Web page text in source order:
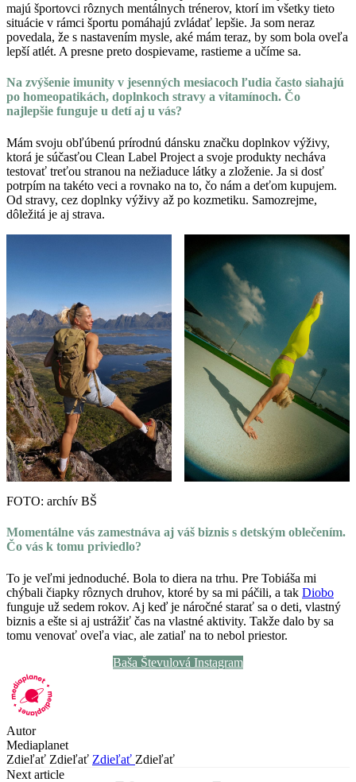
majú športovci rôznych mentálnych trénerov, ktorí im všetky tieto
situácie v rámci športu pomáhajú zvládať lepšie. Ja som neraz
povedala, že s nastavením mysle, aké mám teraz, by som bola oveľa
lepší atlét. A presne preto dospievame, rastieme a učíme sa.
Na zvýšenie imunity v jesenných mesiacoch ľudia často siahajú
po homeopatikách, doplnkoch stravy a vitamínoch. Čo
najlepšie funguje u detí aj u vás?
Mám svoju obľúbenú prírodnú dánsku značku doplnkov výživy,
ktorá je súčasťou Clean Label Project a svoje produkty necháva
testovať treťou stranou na nežiaduce látky a zloženie. Ja si dosť
potrpím na takéto veci a rovnako na to, čo nám a deťom kupujem.
Od stravy, cez doplnky výživy až po kozmetiku. Samozrejme,
dôležitá je aj strava.
FOTO: archív BŠ
Momentálne vás zamestnáva aj váš biznis s detským oblečením.
Čo vás k tomu priviedlo?
To je veľmi jednoduché. Bola to diera na trhu. Pre Tobiáša mi
chýbali čiapky rôznych druhov, ktoré by sa mi páčili, a tak Diobo
funguje už sedem rokov. Aj keď je náročné starať sa o deti, vlastný
biznis a ešte si aj ustrážiť čas na vlastné aktivity. Takže dalo by sa
tomu venovať oveľa viac, ale zatiaľ na to nebol priestor.
Baša Števulová Instagram
Autor
Mediaplanet
Zdieľať Zdieľať Zdieľať Zdieľať
Next article